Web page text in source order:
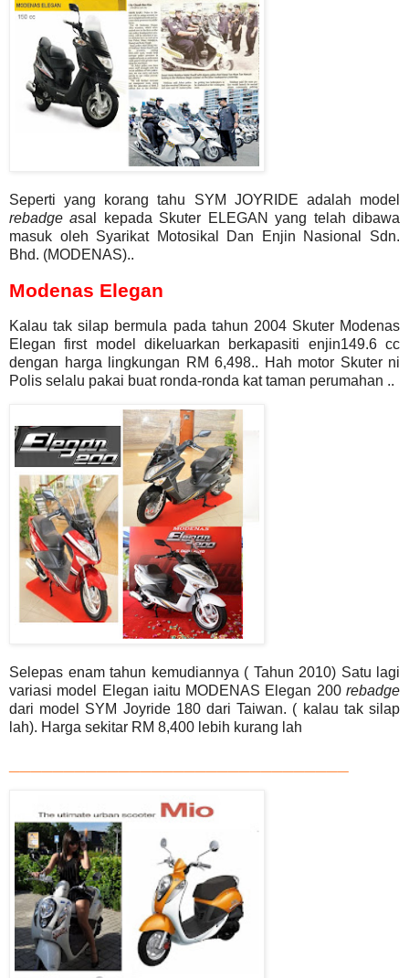
Seperti yang korang tahu SYM JOYRIDE adalah model
rebadgeasal kepada Skuter ELEGAN yang telah dibawa
masuk oleh Syarikat Motosikal Dan Enjin Nasional Sdn.
Bhd. (MODENAS)..
Modenas Elegan
Kalau tak silap bermula pada tahun 2004Skuter Modenas
Elegan first model dikeluarkan berkapasiti enjin149.6 cc
dengan harga lingkungan RM 6,498.. Hah motor Skuter ni
Polis selalu pakai buat ronda-ronda kat taman perumahan ..
Selepas enam tahun kemudiannya ( Tahun 2010) Satu lagi
variasi model Elegan iaitu MODENAS Elegan 200 rebadge
dari model SYM Joyride 180 dari Taiwan. ( kalau tak silap
lah). Harga sekitar RM 8,400 lebih kurang lah